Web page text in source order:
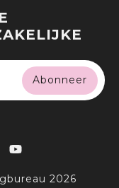
Abonneer
2026